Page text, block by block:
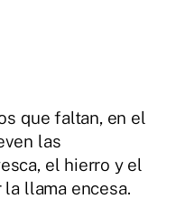
que faltan, en el
las
el hierro y el
llama encesa.